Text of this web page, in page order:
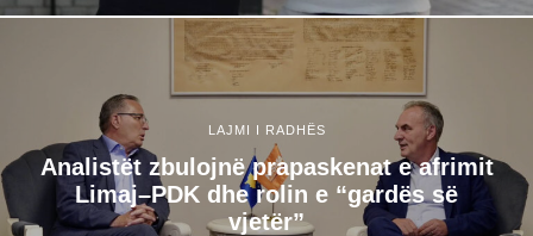
LAJMI I RADHËS
Analistët zbulojnë prapaskenat e afrimit
Limaj–PDK dhe rolin e “gardës së
vjetër”